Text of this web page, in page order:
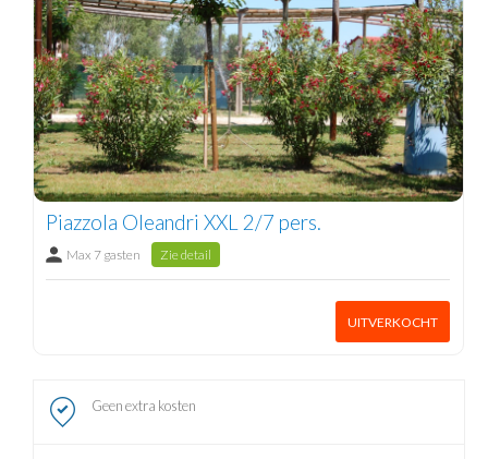
Piazzola Oleandri XXL 2/7 pers.
Max 7 gasten Zie detail
UITVERKOCHT
Geen extra kosten